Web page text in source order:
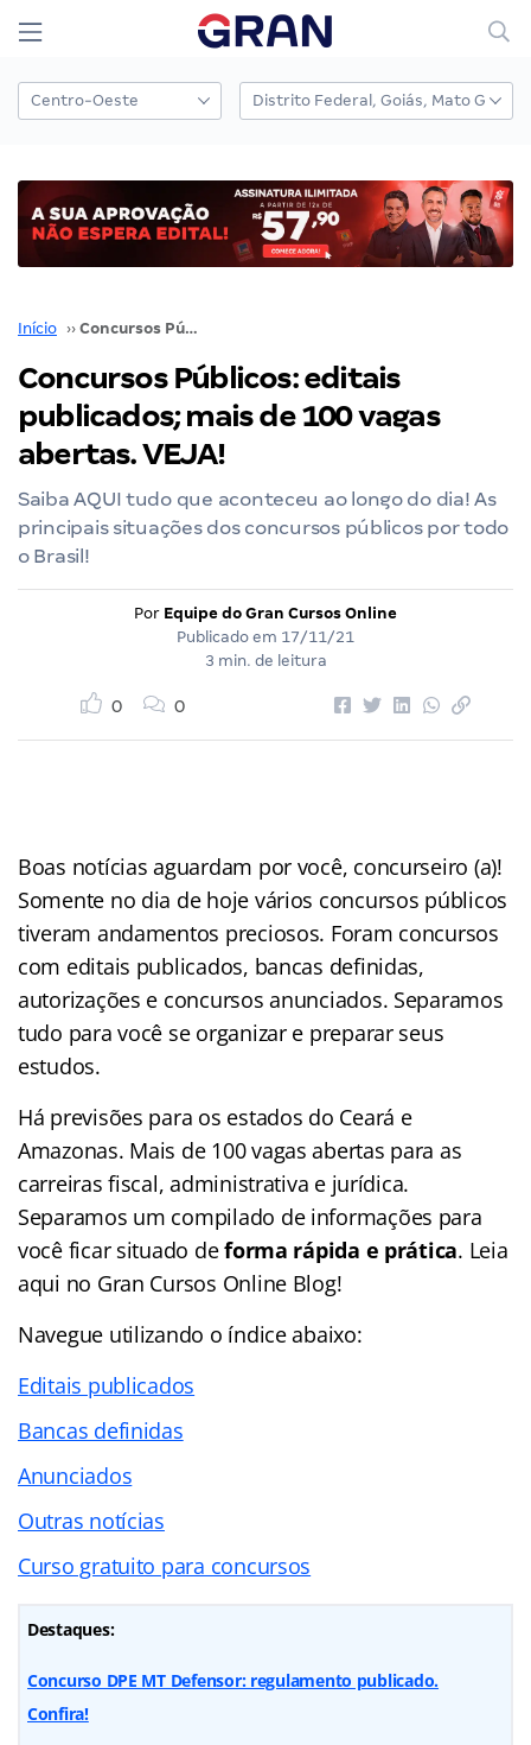
Início ›› Concursos Públicos: editais publicados; mais de 100 vagas abertas. VEJA!
Concursos Públicos: editais
publicados; mais de 100 vagas
abertas. VEJA!
Saiba AQUI tudo que aconteceu ao longo do dia! As
principais situações dos concursos públicos por todo
o Brasil!
Por Equipe do Gran Cursos Online
Publicado em 17/11/21
3 min. de leitura
0 0
Boas notícias aguardam por você, concurseiro (a)!
Somente no dia de hoje vários concursos públicos
tiveram andamentos preciosos. Foram concursos
com editais publicados, bancas definidas,
autorizações e concursos anunciados. Separamos
tudo para você se organizar e preparar seus
estudos.
Há previsões para os estados do Ceará e
Amazonas. Mais de 100 vagas abertas para as
carreiras fiscal, administrativa e jurídica.
Separamos um compilado de informações para
você ficar situado deforma rápida e prática. Leia
aqui no Gran Cursos Online Blog!
Navegue utilizando o índiceabaixo:
Editais publicados
Bancas definidas
Anunciados
Outras notícias
Curso gratuito para concursos
Destaques:
Concurso DPE MT Defensor: regulamento publicado.
Confira!